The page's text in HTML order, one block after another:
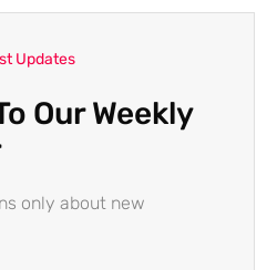
Updates
Our Weekly
only about new